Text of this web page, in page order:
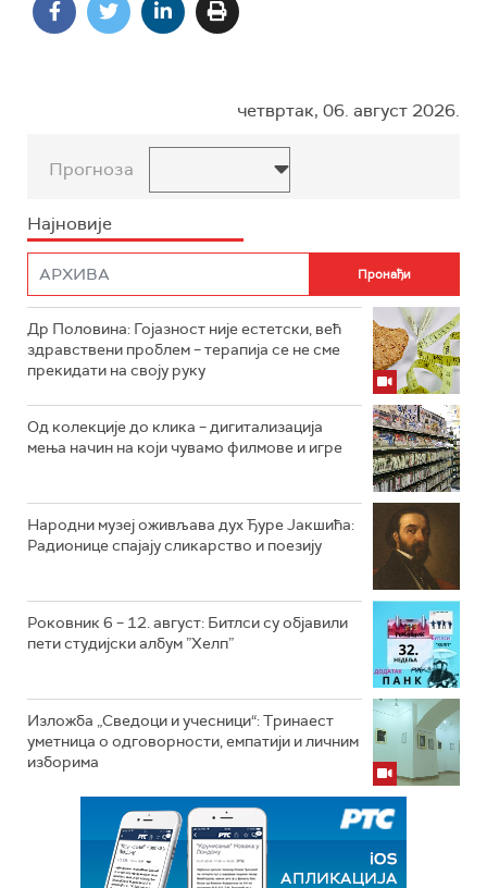
четвртак, 06. август 2026.
Прогноза
Најновије
Др Половина: Гојазност није естетски, већ
здравствени проблем – терапија се не сме
прекидати на своју руку
Од колекције до клика – дигитализација
мења начин на који чувамо филмове и игре
Народни музеј оживљава дух Ђуре Јакшића:
Радионице спајају сликарство и поезију
Роковник 6 – 12. август: Битлси су објавили
пети студијски албум ”Хелп”
Изложба „Сведоци и учесници“: Тринаест
уметница о одговорности, емпатији и личним
изборима